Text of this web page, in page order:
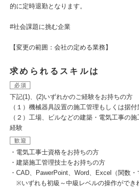
的に定時退勤となります。
#社会課題に挑む企業
【変更の範囲：会社の定める業務】
求められるスキルは
必須
下記(1)、(2)いずれかのご経験をお持ちの方
（１）機械器具設置の施工管理もしくは据
（２）工場、ビルなどの建築・電気工事の
経験
歓迎
・電気工事士資格をお持ちの方
・建築施工管理技士をお持ちの方
・CAD、PawerPoint、Word、Excel（関数
※いずれも初級～中級レベルの操作ができ